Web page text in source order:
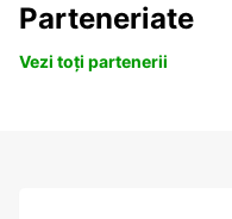
Parteneriate
Vezi toți partenerii